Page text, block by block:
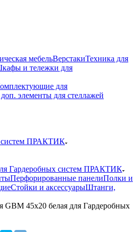
мебельВерстакиТехника для
и тележки для
для
элементы для стеллажей
систем ПРАКТИК
Гардеробных систем ПРАКТИК
Перфорированные панелиПолки и
Стойки и аксессуарыШтанги,
GBM 45х20 белая для Гардеробных